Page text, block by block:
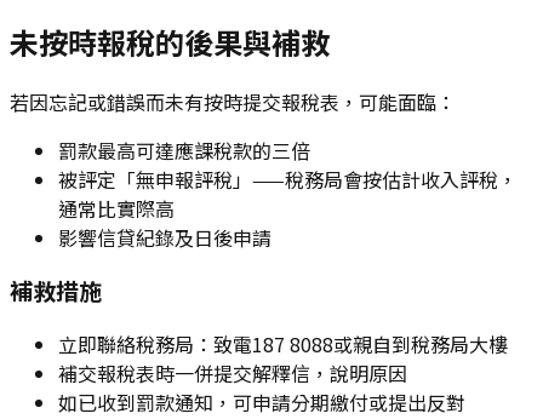
未按時報稅的後果與補救
若因忘記或錯誤而未有按時提交報稅表，可能面臨：
罰款最高可達應課稅款的三倍
被評定「無申報評稅」——稅務局會按估計收入評稅，
通常比實際高
影響信貸紀錄及日後申請
補救措施
立即聯絡稅務局：致電187 8088或親自到稅務局大樓
補交報稅表時一併提交解釋信，說明原因
如已收到罰款通知，可申請分期繳付或提出反對